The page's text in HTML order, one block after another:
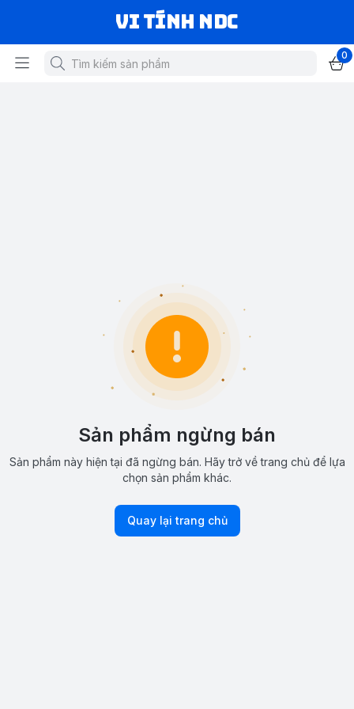
VI TÍNH NDC
0
Sản phẩm ngừng bán
Sản phẩm này hiện tại đã ngừng bán. Hãy trở về trang chủ để lựa
chọn sản phẩm khác.
Quay lại trang chủ